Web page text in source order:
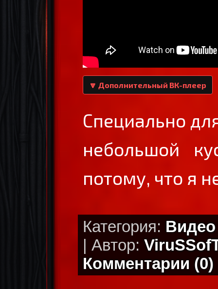
🔽 Дополнительный ВК-плеер
Специально
небольшой
потому, что я
Категория: Видео
| Автор:
Комментарии (0)